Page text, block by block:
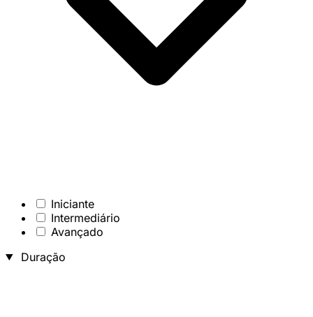
Iniciante
Intermediário
Avançado
Duração